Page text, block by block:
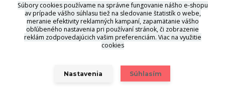
+421 905 564434
svietidla@inlux.sk
Súbory cookies používame na správne fungovanie nášho e-shopu
av prípade vášho súhlasu tiež na sledovanie štatistík o webe,
meranie efektivity reklamných kampaní, zapamätanie vášho
obľúbeného nastavenia pri používaní stránok, či zobrazenie
reklám zodpovedajúcich vašim preferenciám. Viac na využitie
cookies
Nastavenia Súhlasím